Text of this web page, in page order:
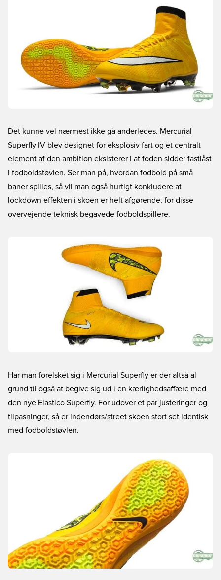
Det kunne vel nærmest ikke gå anderledes. Mercurial
Superfly IV blev designet for eksplosiv fart og et centralt
element af den ambition eksisterer i at foden sidder fastlåst
i fodboldstøvlen. Ser man på, hvordan fodbold på små
baner spilles, så vil man også hurtigt konkludere at
lockdown effekten i skoen er helt afgørende, for disse
overvejende teknisk begavede fodboldspillere.
Har man forelsket sig i Mercurial Superfly er der altså al
grund til også at begive sig ud i en kærlighedsaffære med
den nye Elastico Superfly. For udover et par justeringer og
tilpasninger, så er indendørs/street skoen stort set identisk
med fodboldstøvlen.